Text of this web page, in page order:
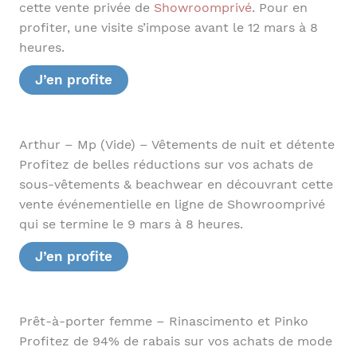
cette vente privée de Showroomprivé. Pour en
profiter, une visite s’impose avant le 12 mars à 8
heures.
J’en profite
Arthur – Mp (Vide) – Vêtements de nuit et détente
Profitez de belles réductions sur vos achats de
sous-vêtements & beachwear en découvrant cette
vente événementielle en ligne de Showroomprivé
qui se termine le 9 mars à 8 heures.
J’en profite
Prêt-à-porter femme – Rinascimento et Pinko
Profitez de 94% de rabais sur vos achats de mode